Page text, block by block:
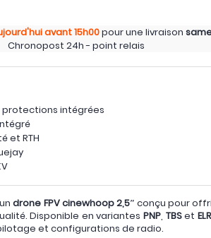
avant 15h00pour une livraison
Chronopost 24h - point relais
protections intégrées
et RTH
drone FPV cinewhoop 2,5″ conçu pour
Disponible en variantes PNP, TBSet
et configurations de radio.